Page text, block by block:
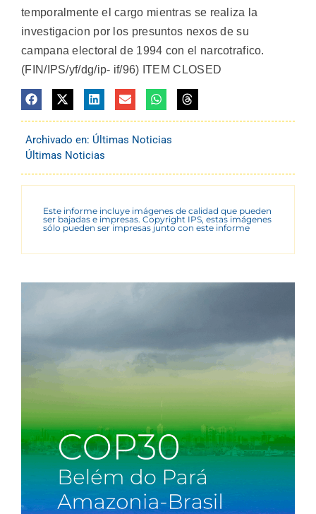
temporalmente el cargo mientras se realiza la
investigacion por los presuntos nexos de su
campana electoral de 1994 con el narcotrafico.
(FIN/IPS/yf/dg/ip- if/96) ITEM CLOSED
Archivado en: Últimas Noticias
Últimas Noticias
Este informe incluye imágenes de calidad que pueden
ser bajadas e impresas. Copyright IPS, estas imágenes
sólo pueden ser impresas junto con este informe